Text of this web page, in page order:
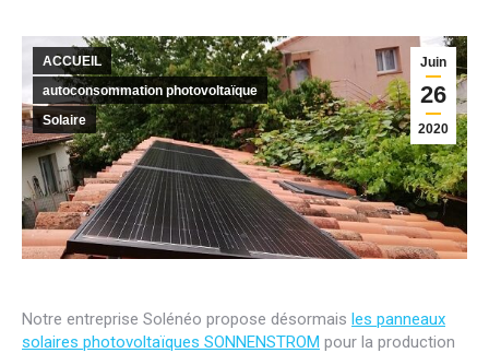
Juin
26
2020
ACCUEIL
autoconsommation photovoltaïque
Solaire
Notre entreprise Solénéo propose désormais les panneaux
solaires photovoltaïques SONNENSTROM pour la production